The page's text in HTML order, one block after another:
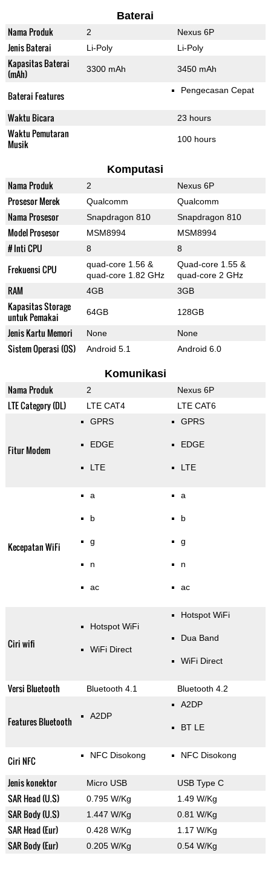
Baterai
Nama Produk 2 Nexus 6P
Jenis Baterai Li-Poly Li-Poly
Kapasitas Baterai
(mAh)
3300 mAh 3450 mAh
Baterai Features Pengecasan Cepat
Waktu Bicara 23 hours
Waktu Pemutaran
Musik
100 hours
Komputasi
Nama Produk 2 Nexus 6P
Prosesor Merek Qualcomm Qualcomm
Nama Prosesor Snapdragon 810 Snapdragon 810
Model Prosesor MSM8994 MSM8994
# Inti CPU 8 8
Frekuensi CPU
quad-core 1.56 &
quad-core 1.82 GHz
Quad-core 1.55 &
quad-core 2 GHz
RAM 4GB 3GB
Kapasitas Storage
untuk Pemakai
64GB 128GB
Jenis Kartu Memori None None
Sistem Operasi (OS) Android 5.1 Android 6.0
Komunikasi
Nama Produk 2 Nexus 6P
LTE Category (DL) LTE CAT4 LTE CAT6
Fitur Modem
GPRS
EDGE
LTE
GPRS
EDGE
LTE
Kecepatan WiFi
a
b
g
n
ac
a
b
g
n
ac
Ciri wifi
Hotspot WiFi
WiFi Direct
Hotspot WiFi
Dua Band
WiFi Direct
Versi Bluetooth Bluetooth 4.1 Bluetooth 4.2
Features Bluetooth A2DP
A2DP
BT LE
Ciri NFC NFC Disokong NFC Disokong
Jenis konektor Micro USB USB Type C
SAR Head (U.S) 0.795 W/Kg 1.49 W/Kg
SAR Body (U.S) 1.447 W/Kg 0.81 W/Kg
SAR Head (Eur) 0.428 W/Kg 1.17 W/Kg
SAR Body (Eur) 0.205 W/Kg 0.54 W/Kg